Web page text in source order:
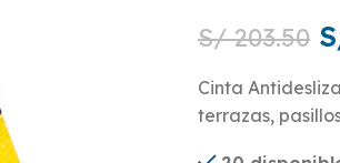
S/203.50
Cinta
terrazas,